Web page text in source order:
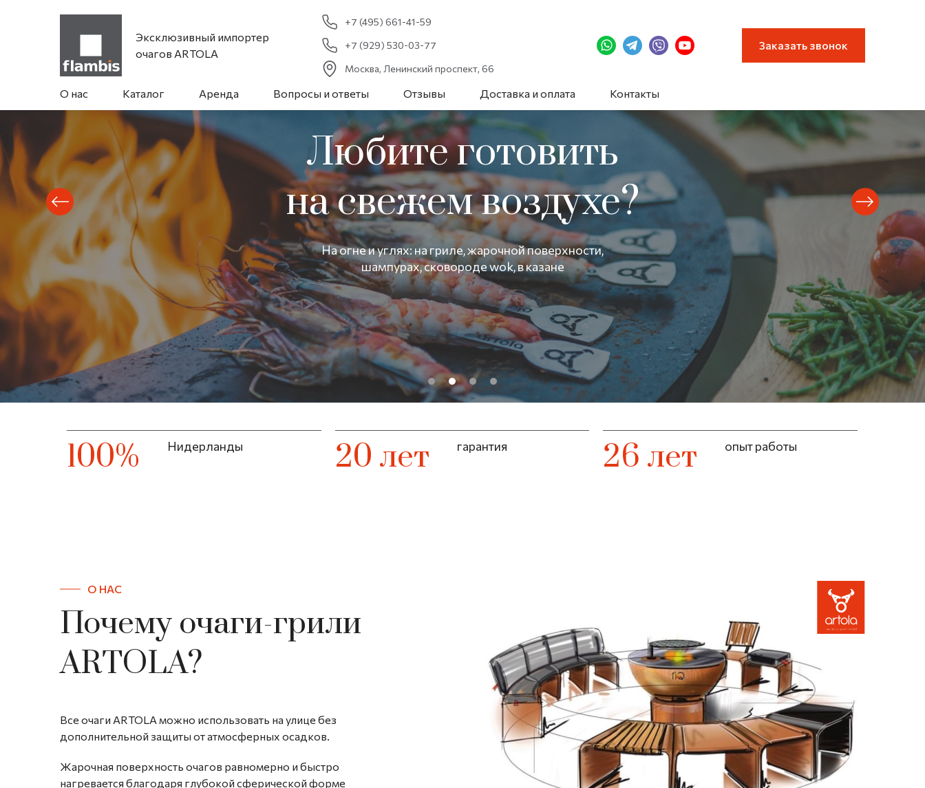
Эксклюзивный импортер
очагов ARTOLA
+7 (495) 661-41-59
+7 (929) 530-03-77
Москва, Ленинский проспект, 66
Заказать звонок
О нас Каталог Аренда Вопросы и ответы Отзывы Доставка и оплата Контакты
Любите готовить
на свежем воздухе?
На огне и углях: на гриле, жарочной поверхности,
шампурах, сковороде wok, в казане
100% Нидерланды 20 лет гарантия 26 лет опыт работы
О НАС
Почему очаги-грили
ARTOLA?
Все очаги ARTOLA можно использовать на улице без
дополнительной защиты от атмосферных осадков.
Жарочная поверхность очагов равномерно и быстро
нагревается благодаря глубокой сферической форме